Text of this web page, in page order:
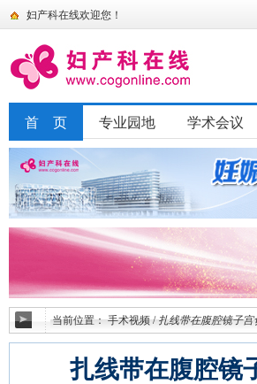
妇产科在线欢迎您！
首 页 专业园地 学术会议
当前位置：手术视频 / 扎线带在腹腔镜子
扎线带在腹腔镜